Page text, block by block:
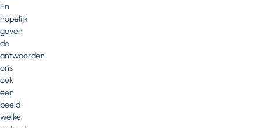
En
hopelijk
geven
de
antwoorden
ons
ook
een
beeld
welke